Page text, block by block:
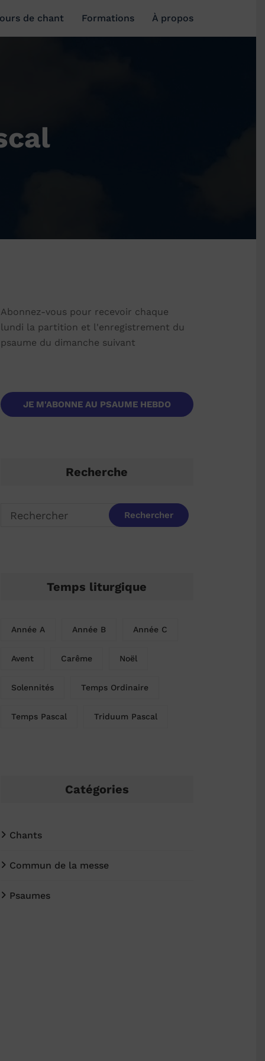
de chant Formations À propos
Abonnez-vous pour recevoir chaque
lundi la partition et l'enregistrement du
psaume du dimanche suivant
JE M'ABONNE AU PSAUME HEBDO
Recherche
Temps liturgique
Année A Année B Année C
Avent Carême Noël
Solennités Temps Ordinaire
Temps Pascal Triduum Pascal
Catégories
Chants
Commun de la messe
Psaumes